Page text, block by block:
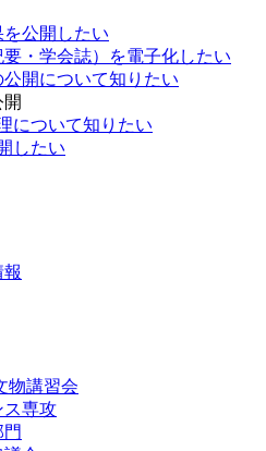
公開したい
・学会誌）を電子化したい
開について知りたい
について知りたい
したい
物講習会
ス専攻